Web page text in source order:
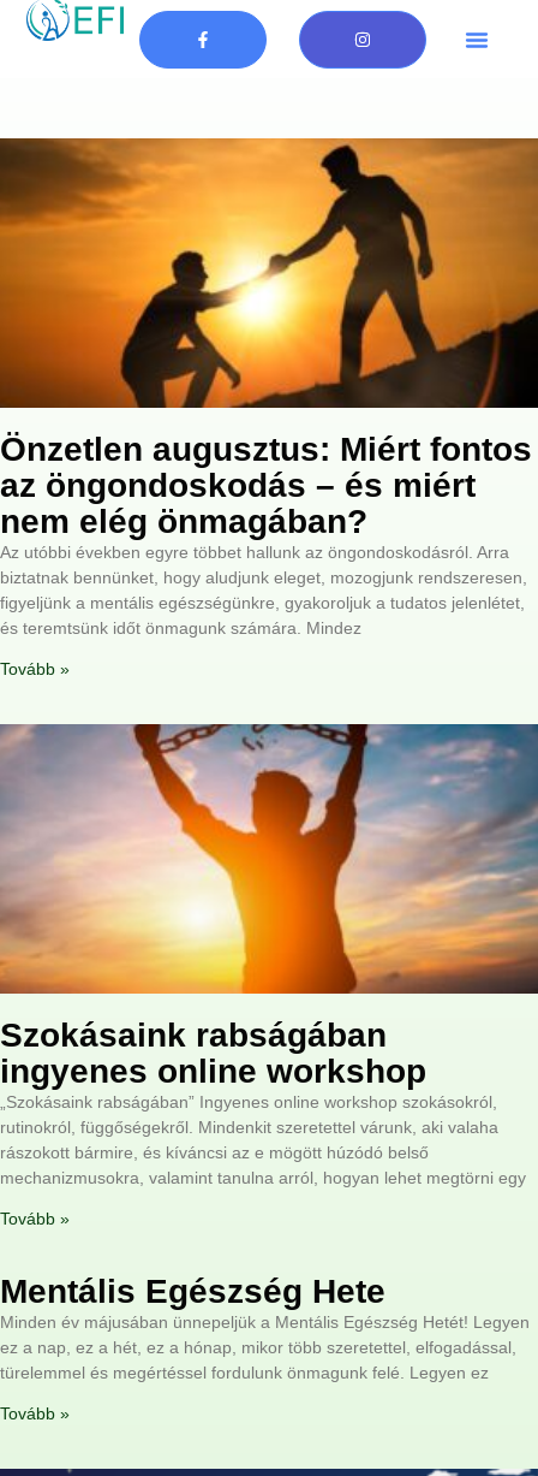
Önzetlen augusztus: Miért fontos
az öngondoskodás – és miért
nem elég önmagában?
Az utóbbi években egyre többet hallunk az öngondoskodásról. Arra
biztatnak bennünket, hogy aludjunk eleget, mozogjunk rendszeresen,
figyeljünk a mentális egészségünkre, gyakoroljuk a tudatos jelenlétet,
és teremtsünk időt önmagunk számára. Mindez
Tovább »
Szokásaink rabságában
ingyenes online workshop
„Szokásaink rabságában” Ingyenes online workshop szokásokról,
rutinokról, függőségekről. Mindenkit szeretettel várunk, aki valaha
rászokott bármire, és kíváncsi az e mögött húzódó belső
mechanizmusokra, valamint tanulna arról, hogyan lehet megtörni egy
Tovább »
Mentális Egészség Hete
Minden év májusában ünnepeljük a Mentális Egészség Hetét! Legyen
ez a nap, ez a hét, ez a hónap, mikor több szeretettel, elfogadással,
türelemmel és megértéssel fordulunk önmagunk felé. Legyen ez
Tovább »